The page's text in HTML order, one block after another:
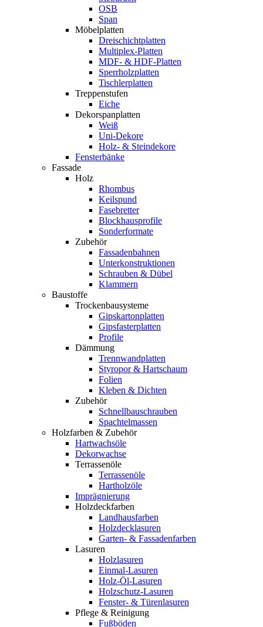
OSB
Span
Möbelplatten
Dreischichtplatten
Multiplex-Platten
MDF- & HDF-Platten
Sperrholzplatten
Tischlerplatten
Treppenstufen
Eiche
Dekorspanplatten
Weiß
Uni-Dekore
Holz- & Steindekore
Fensterbänke
Fassade
Holz
Rhombus
Keilspund
Fasebretter
Blockhausprofile
Sonderformate
Zubehör
Fassadenbahnen
Unterkonstruktionen
Schrauben & Dübel
Klammern
Baustoffe
Trockenbausysteme
Gipskartonplatten
Gipsfasterplatten
Profile
Dämmung
Trennwandplatten
Styropor & Hartschaum
Folien
Kleben & Dichten
Zubehör
Schnellbauschrauben
Spachtelmassen
Holzfarben & Zubehör
Hartwachsöle
Dekorwachse
Terrassenöle
Terrassenöle
Hartholzöle
Imprägnierung
Holzdeckfarben
Landhausfarben
Holzdecklasuren
Garten- & Fassadenfarben
Lasuren
Holzlasuren
Einmal-Lasuren
Holz-Öl-Lasuren
Holzschutz-Lasuren
Fenster- & Türenlasuren
Pflege & Reinigung
Fußböden